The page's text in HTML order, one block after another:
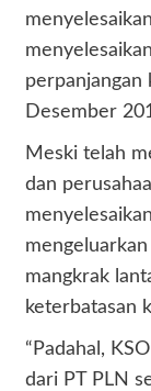
perpanjangan
Desember
Meski telah
dan
mangkrak
keterbatasan
“Padahal,
dari PT PLN